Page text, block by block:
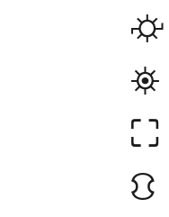
⛮
⛯
⛶
⛻